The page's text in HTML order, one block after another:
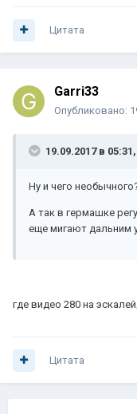
Цитата
Garri33
Опубликовано:
19.09.2017 в
Ну и чего
А так в гермашке
еще мигают дальним
где видео 280 на
Цитата